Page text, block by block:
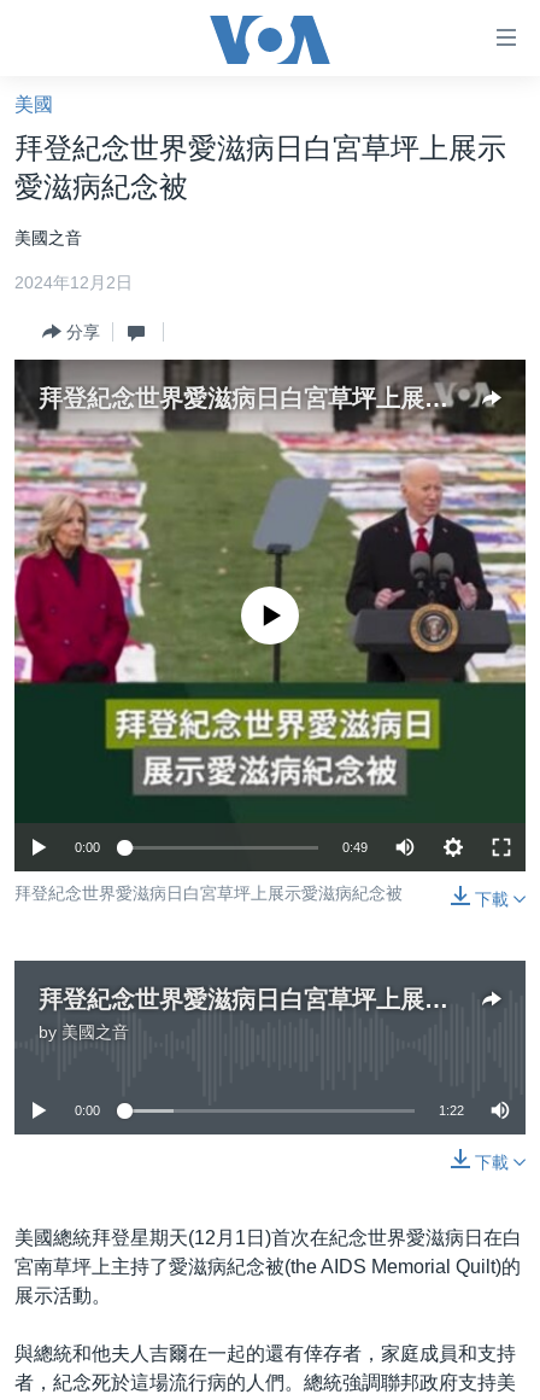
礙
鏈
接
跳
轉
內
到
導
航
跳
轉
到
檢
索
美國大選2024
海外港人
新聞自由
揭謊頻道
美國
中國
國際
經貿
視頻
每日視頻新聞
VOA 60秒 (國際)
視頻存檔
音頻
海外港人
廣播節目表
關注我們
美國
拜登紀念世界愛滋病日白宮草坪上展示
愛滋病紀念被
美國之音
2024年12月2日
分享
拜登紀念世界愛滋病日白宮草坪上展示愛滋病紀念被
No media source currently available
0:00 0:49
下載
拜登紀念世界愛滋病日白宮草坪上展示愛滋病紀念被
拜登紀念世界愛滋病日白宮草坪上展示愛滋病紀念被
by 美國之音
0:00 1:22
下載
美國總統拜登星期天(12月1日)首次在紀念世界愛滋病日在白
宮南草坪上主持了愛滋病紀念被(the AIDS Memorial Quilt)的
展示活動。
與總統和他夫人吉爾在一起的還有倖存者，家庭成員和支持
者，紀念死於這場流行病的人們。總統強調聯邦政府支持美